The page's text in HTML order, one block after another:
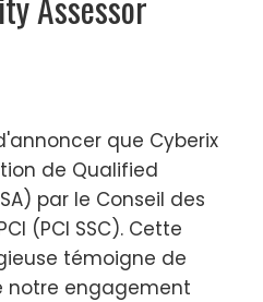
que Cyberix
de Qualified
par le Conseil des
(PCI SSC). Cette
témoigne de
notre engagement